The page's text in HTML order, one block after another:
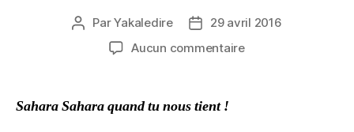
Auteur
l’article
ParYakaledire
Date29 avril 2016
Aucun commentairesur
Sahara Sahara quand tu nous tient !